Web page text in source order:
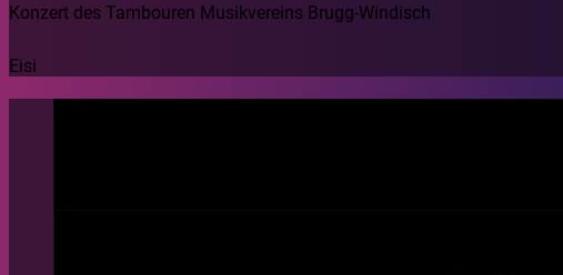
Konzert des Tambouren Musikvereins Brugg-Windisch
Eisi